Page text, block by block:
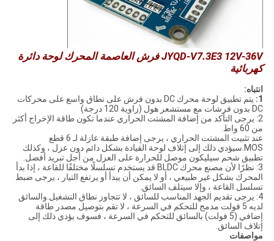
JYQD-V7.3E3 12V-36V فرش العاصمة المحرك لوحة دائرة
كهربائية
انتباه:
1:
يتم تطبيق لوحة محرك DC بدون فرش على نطاق واسع على محركات
DC بدون فرشات مع مستشعر هول (زاوية 120 درجة)
2: يرجى التأكد من إضافة المشتت الحراري عندما تكون طاقة الإخراج أكثر
من 60 واط.
عند تثبيت المشتت الحراري ، يرجى إضافة طبقة عازلة لـ 6 قطع
MOS.سيؤدي ذلك إلى إتلاف لوحة القيادة بشكل دائم دون عزل ، وكذلك
تطبيق شحم سيليكون موصل للحرارة على العزل من أجل تبريد أفضل.
3: نظرًا لأن مصنع محرك BLDC قد يستخدم تسلسلًا مختلفًا للقاعة ، إذا بدأ
المحرك بشكل غير طبيعي ، أو لا يمكن أن يبدأ أو يرتفع التيار ، يرجى ضبط
تسلسل القاعة ، وإلا سيتلف السائق.
4: يرجى تقديم الجهد المناسب للسائق ، لا تتجاوز نطاق التشغيل.والسائق
لديه 5 فولت مدمج للتحكم في السرعة ، لا تقم بتوصيل مصدر طاقة
إضافي (5 فولت) بالسائق للتحكم في السرعة ، فسوف يؤدي ذلك إلى
إتلاف السائق.
مواصفات